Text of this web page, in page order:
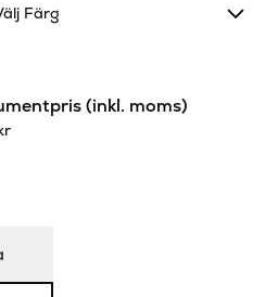
Färg
(inkl. moms)